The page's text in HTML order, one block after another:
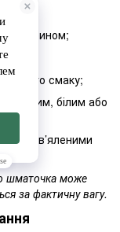
розмарином;
смаку;
білим або
чи в’яленими
шматочка може
за фактичну вагу.